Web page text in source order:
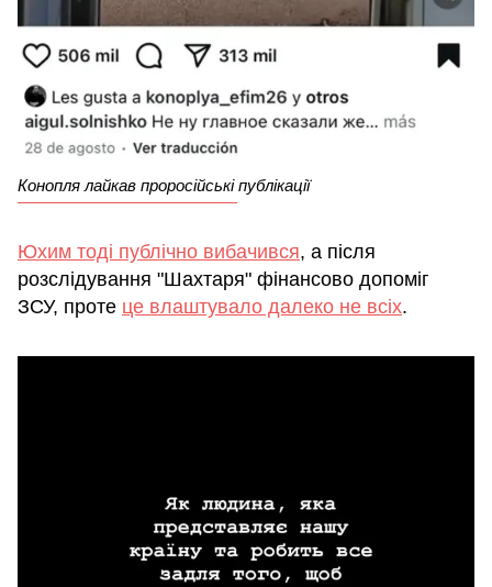
Конопля лайкав проросійські публікації
Юхим тоді публічно вибачився, а після
розслідування "Шахтаря" фінансово допоміг
ЗСУ, проте це влаштувало далеко не всіх.